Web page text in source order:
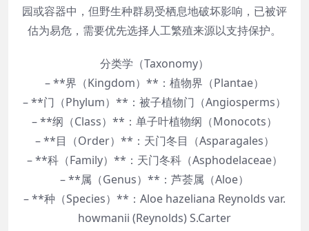
园或容器中，但野生种群易受栖息地破坏影响，已被评
估为易危，需要优先选择人工繁殖来源以支持保护。
分类学（Taxonomy）
– **界（Kingdom）**：植物界（Plantae）
– **门（Phylum）**：被子植物门（Angiosperms）
– **纲（Class）**：单子叶植物纲（Monocots）
– **目（Order）**：天门冬目（Asparagales）
– **科（Family）**：天门冬科（Asphodelaceae）
– **属（Genus）**：芦荟属（Aloe）
– **种（Species）**：Aloe hazeliana Reynolds var.
howmanii (Reynolds) S.Carter